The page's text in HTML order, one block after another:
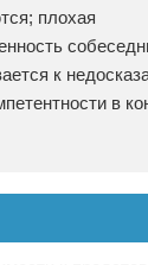
плохая
к
в